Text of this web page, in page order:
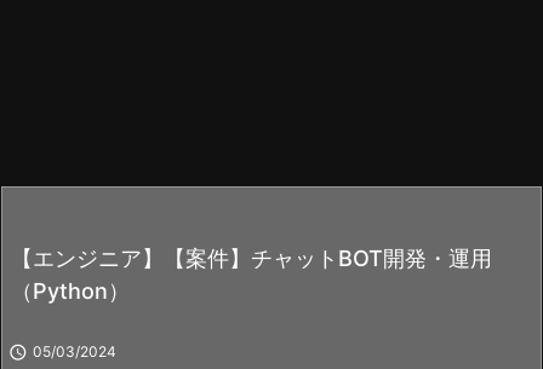
【エンジニア】【案件】チャットBOT開発・運用
（Python）
 05/03/2024